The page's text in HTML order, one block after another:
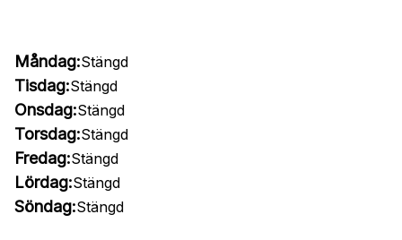
Måndag:Stängd
Tisdag:Stängd
Onsdag:Stängd
Torsdag:Stängd
Fredag:Stängd
Lördag:Stängd
Söndag:Stängd